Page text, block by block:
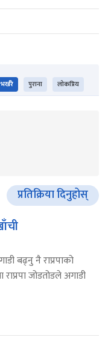
भर्खरै पुराना लोकप्रिय
प्रतिक्रिया दिनुहोस्
बढ्नु नै राप्रपाको
जोडतोडले अगाडी